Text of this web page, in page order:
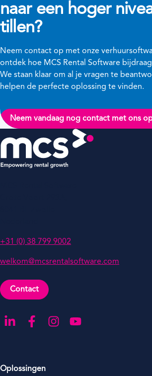
naar een hoger
tillen?
Neem contact op met onze
ontdek hoe MCS Rental Software
We staan klaar om al je vragen te
helpen de perfecte oplossing te vinden.
Neem vandaag nog contact met ons
+31 (0) 38 799 9002
welkom@mcsrentalsoftware.com
Contact
Ga naar onze LinkedIn-pagina
Ga naar onze Facebook-pagina
Ga naar onze Instagram-
Ga naar onze
Oplossingen